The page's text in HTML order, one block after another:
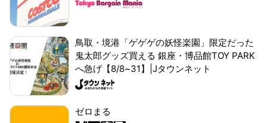
鳥取・境港「ゲゲゲの妖怪楽園」限定だった
鬼太郎グッズ買える 銀座・博品館TOY PARK
へ急げ【8/8~31】|Jタウンネット
ゼロまる